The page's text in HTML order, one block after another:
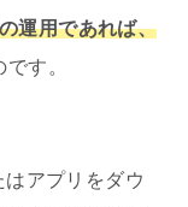
運用であれば、
です。
アプリをダウ